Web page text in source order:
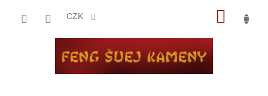
CZK